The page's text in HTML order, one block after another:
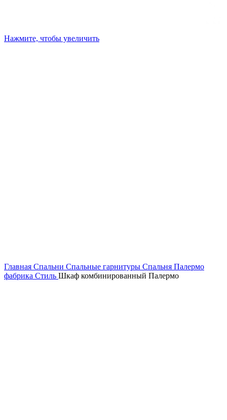
Нажмите, чтобы увеличить
Главная Спальни Спальные гарнитуры Спальня Палермо
фабрика Стиль Шкаф комбинированный Палермо